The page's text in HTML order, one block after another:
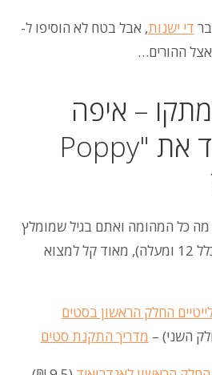
די ישנות, אבל בטח לא הוסיפו ל-
– איפה
אפשר להוריד את "Poppy
מה כל המהומה ואתם בגיל שמומלץ
למשחק (Teens, בדרך כלל 12 ומעלה), מאוד קל למצוא
החלק הראשון בסטים
השני) – מדריך התקנת סטים